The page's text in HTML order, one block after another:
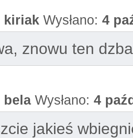
kiriak Wysłano: 4
znowu ten
belaWysłano: 4
jakieś